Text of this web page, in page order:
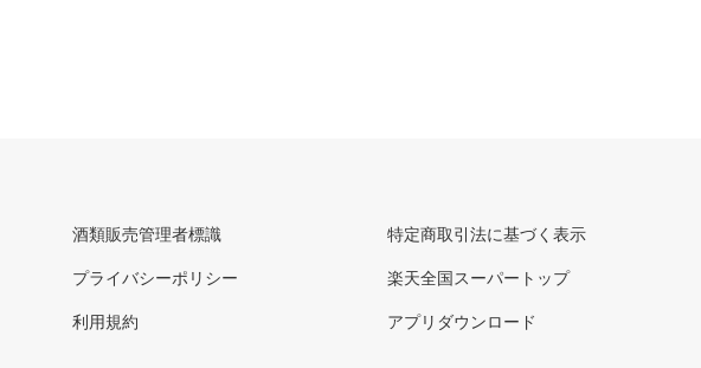
酒類販売管理者標識
プライバシーポリシー
利用規約
特定商取引法に基づく表示
楽天全国スーパートップ
アプリダウンロード